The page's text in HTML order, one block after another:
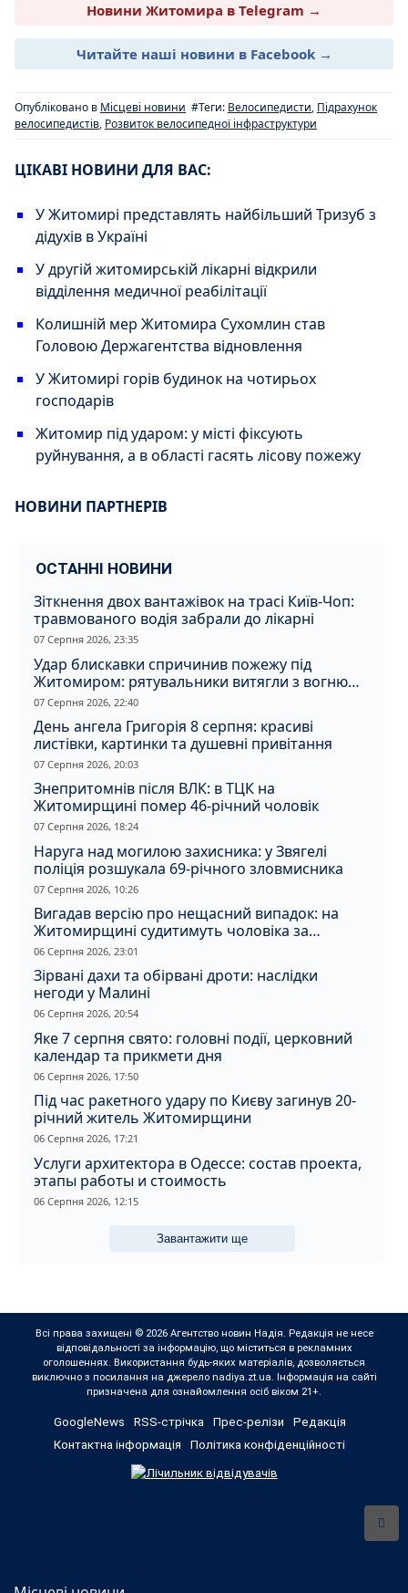
Новини Житомира в Telegram →
Читайте наші новини в Facebook →
Опубліковано в Місцеві новини #Теги: Велосипедисти, Підрахунок
велосипедистів, Розвиток велосипедної інфраструктури
ЦІКАВІ НОВИНИ ДЛЯ ВАС:
У Житомирі представлять найбільший Тризуб з
дідухів в Україні
У другій житомирській лікарні відкрили
відділення медичної реабілітації
Колишній мер Житомира Сухомлин став
Головою Держагентства відновлення
У Житомирі горів будинок на чотирьох
господарів
Житомир під ударом: у місті фіксують
руйнування, а в області гасять лісову пожежу
НОВИНИ ПАРТНЕРІВ
ОСТАННІ НОВИНИ
Зіткнення двох вантажівок на трасі Київ-Чоп:
травмованого водія забрали до лікарні
07 Серпня 2026, 23:35
Удар блискавки спричинив пожежу під
Житомиром: рятувальники витягли з вогню
кота
07 Серпня 2026, 22:40
День ангела Григорія 8 серпня: красиві
листівки, картинки та душевні привітання
07 Серпня 2026, 20:03
Знепритомнів після ВЛК: в ТЦК на
Житомирщині помер 46-річний чоловік
07 Серпня 2026, 18:24
Наруга над могилою захисника: у Звягелі
поліція розшукала 69-річного зловмисника
07 Серпня 2026, 10:26
Вигадав версію про нещасний випадок: на
Житомирщині судитимуть чоловіка за
вбивство співмешканки
06 Серпня 2026, 23:01
Зірвані дахи та обірвані дроти: наслідки
негоди у Малині
06 Серпня 2026, 20:54
Яке 7 серпня свято: головні події, церковний
календар та прикмети дня
06 Серпня 2026, 17:50
Під час ракетного удару по Києву загинув 20-
річний житель Житомирщини
06 Серпня 2026, 17:21
Услуги архитектора в Одессе: состав проекта,
этапы работы и стоимость
06 Серпня 2026, 12:15
Завантажити ще
Всі права захищені © 2026 Агентство новин Надія. Редакція не несе
відповідальності за інформацію, що міститься в рекламних
оголошеннях. Використання будь-яких матеріалів, дозволяється
виключно з посилання на джерело nadiya.zt.ua. Інформація на сайті
призначена для ознайомлення осіб віком 21+.
GoogleNews RSS-стрічка Прес-релізи
Редакція
Контактна інформація
Політика конфіденційності